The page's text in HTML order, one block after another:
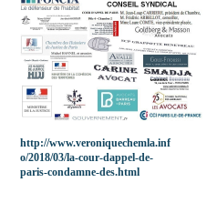
http://www.veroniquechemla.inf
o/2018/03/la-cour-dappel-de-
paris-condamne-des.html